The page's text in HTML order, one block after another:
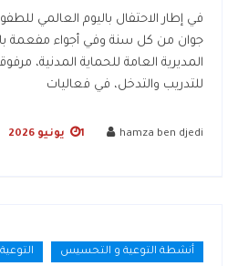
جوان من كل سنة وفي أجواء مفعمة
المديرية العامة للحماية المدنية،
للتدريب والتدخل، في فعاليات
hamza ben djedi 1 يونيو 2026
أنشطة التوعية و التحسيس التوعية